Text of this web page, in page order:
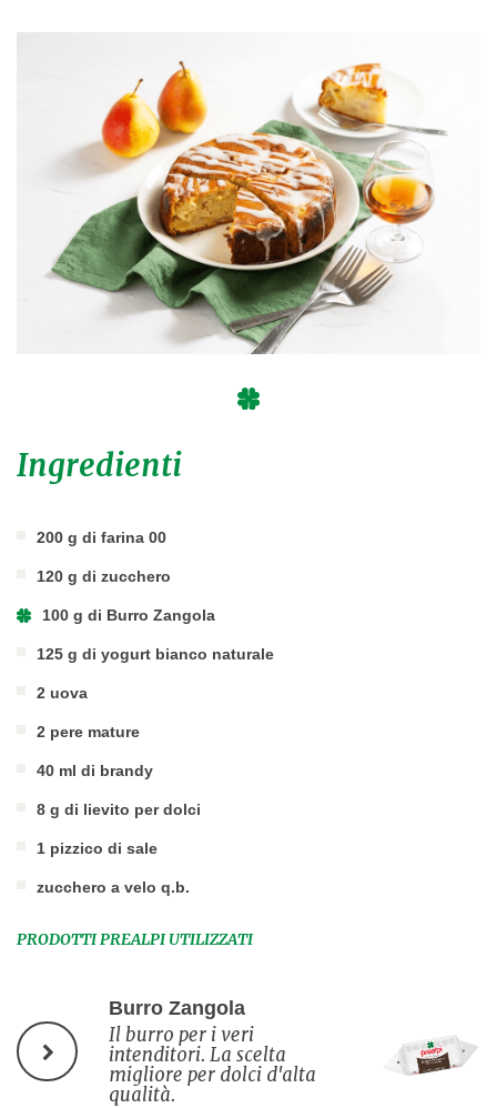
Ingredienti
200 g di farina 00
120 g di zucchero
100 g di Burro Zangola
125 g di yogurt bianco naturale
2 uova
2 pere mature
40 ml di brandy
8 g di lievito per dolci
1 pizzico di sale
zucchero a velo q.b.
PRODOTTI PREALPI UTILIZZATI
Burro Zangola
Il burro per i veri
intenditori. La scelta
migliore per dolci d'alta
qualità.